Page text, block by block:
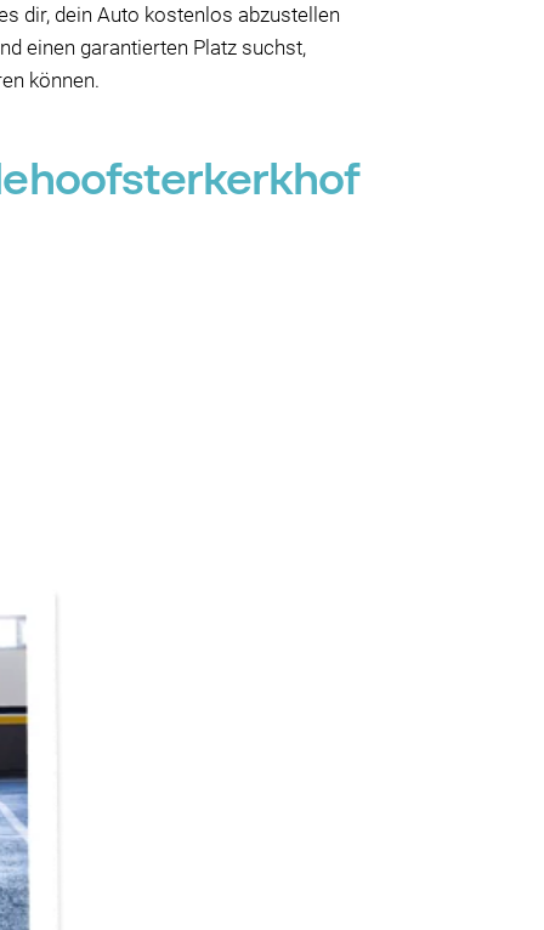
dir, dein Auto kostenlos abzustellen
einen garantierten Platz suchst,
können.